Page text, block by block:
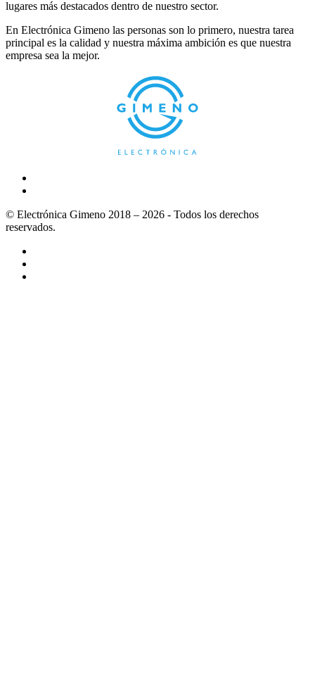
lugares más destacados dentro de nuestro sector.
En Electrónica Gimeno las personas son lo primero, nuestra tarea
principal es la calidad y nuestra máxima ambición es que nuestra
empresa sea la mejor.
© Electrónica Gimeno 2018 – 2026 - Todos los derechos
reservados.